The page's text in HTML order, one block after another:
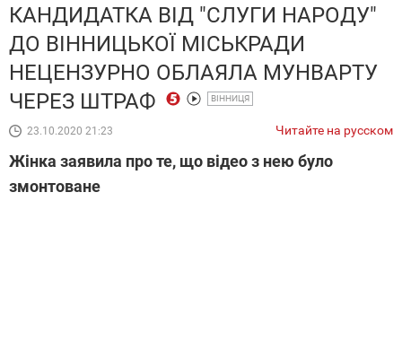
КАНДИДАТКА ВІД "СЛУГИ НАРОДУ"
ДО ВІННИЦЬКОЇ МІСЬКРАДИ
НЕЦЕНЗУРНО ОБЛАЯЛА МУНВАРТУ
ЧЕРЕЗ ШТРАФ
ВІННИЦЯ
23.10.2020 21:23 Читайте на русском
Жінка заявила про те, що відео з нею було
змонтоване